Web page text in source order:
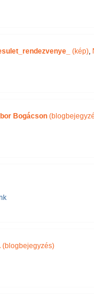
(kép),
Bogácson
(blogbejegyzés)